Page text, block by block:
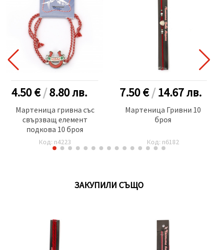
4.50 €/8.80лв.
Мартеница гривна със
свързващ елемент
подкова 10 броя
Код: n4223
7.50 €/14.67лв.
Мартеница Гривни 10
броя
Код: n6182
ЗАКУПИЛИ СЪЩО